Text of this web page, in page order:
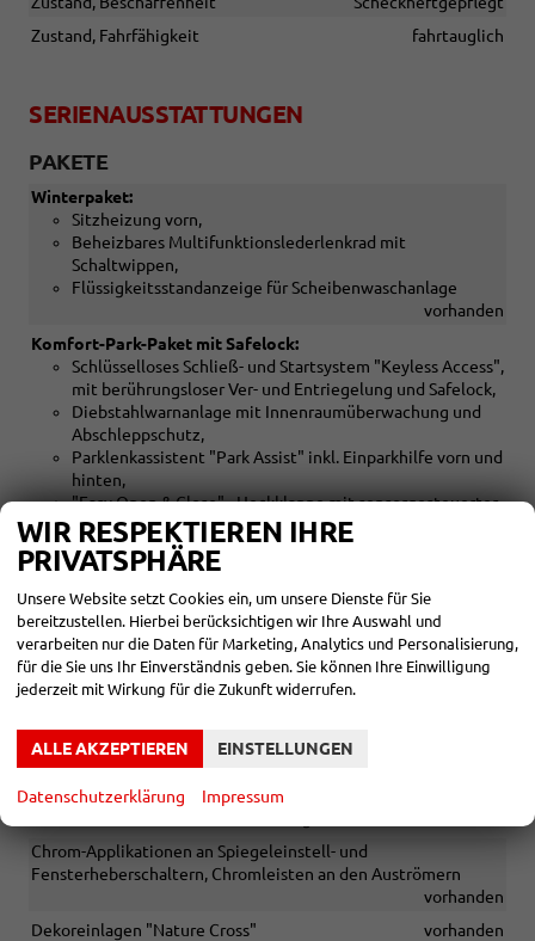
Zustand, Fahrfähigkeit
fahrtauglich
SERIENAUSSTATTUNGEN
PAKETE
Winterpaket:
Sitzheizung vorn,
Beheizbares Multifunktionslederlenkrad mit
Schaltwippen,
Flüssigkeitsstandanzeige für Scheibenwaschanlage
vorhanden
Komfort-Park-Paket mit Safelock:
Schlüsselloses Schließ- und Startsystem "Keyless Access",
mit berührungsloser Ver- und Entriegelung und Safelock,
Diebstahlwarnanlage mit Innenraumüberwachung und
Abschleppschutz,
Parklenkassistent "Park Assist" inkl. Einparkhilfe vorn und
hinten,
"Easy Open & Close" - Heckklappe mit sensorgesteuerter
Öffnung und Schließung, mit Fernentriegelung,
Car2X
INNEN
3 Kopfstützen hinten
vorhanden
umklappbar, mit Mittelarmlehne
Chrom-Applikationen an Spiegeleinstell- und
Fensterheberschaltern, Chromleisten an den Auströmern
vorhanden
Dekoreinlagen "Nature Cross"
vorhanden
WIR RESPEKTIEREN IHRE
PRIVATSPHÄRE
Unsere Website setzt Cookies ein, um unsere Dienste für Sie
bereitzustellen. Hierbei berücksichtigen wir Ihre Auswahl und
verarbeiten nur die Daten für Marketing, Analytics und Personalisierung,
für die Sie uns Ihr Einverständnis geben. Sie können Ihre Einwilligung
jederzeit mit Wirkung für die Zukunft widerrufen.
ALLE AKZEPTIEREN EINSTELLUNGEN
Datenschutzerklärung Impressum